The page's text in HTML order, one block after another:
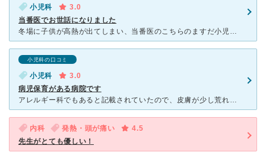
小児科
3.0
当番医でお世話になりました
冬場に子供が高熱が出てしまい、当番医のこちらのますだ小児科さんにお世話になりました。こちらは住宅街の中にあり、駐車場も3.4台くらいしか停められないのでこの日はめちゃくちゃ行列になりとても大変でした。
小児科の口コミ
小児科
3.0
病児保育がある病院です
アレルギー科でもあると記載されていたので、皮膚が少し荒れていたため受診しました。住宅地の中にありますが、案内の看板が随所にあるため迷うことなく病院につく事が出来ました。看護師さんや受付けのスタッフの方
内科 発熱・頭が痛い
4.5
先生がとても優しい！